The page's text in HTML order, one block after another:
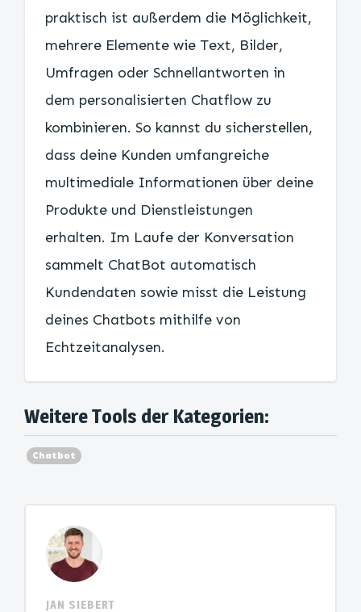
praktisch ist außerdem die Möglichkeit,
mehrere Elemente wie Text, Bilder,
Umfragen oder Schnellantworten in
dem personalisierten Chatflow zu
kombinieren. So kannst du sicherstellen,
dass deine Kunden umfangreiche
multimediale Informationen über deine
Produkte und Dienstleistungen
erhalten. Im Laufe der Konversation
sammelt ChatBot automatisch
Kundendaten sowie misst die Leistung
deines Chatbots mithilfe von
Echtzeitanalysen.
Weitere Tools der Kategorien:
Chatbot
JAN SIEBERT